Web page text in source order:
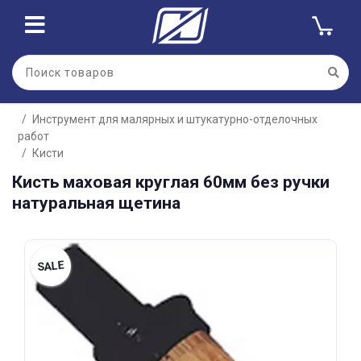
Инструмент для малярных и штукатурно-отделочных
работ
Кисти
Кисть маховая круглая 60мм без ручки
натуральная щетина
SALE
Для клиентов всех банков
Разбейте
оплату
без переплат
График платежей
Сегодня